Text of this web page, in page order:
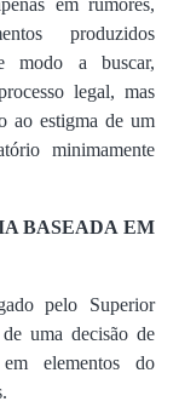
produzidos
modo a buscar,
legal, mas
ao estigma de um
minimamente
BASEADA EM
pelo Superior
uma decisão de
em elementos do